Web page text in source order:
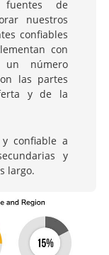
fuentes de
nuestros
confiables
con
un número
las partes
y de la
confiable a
y
largo.